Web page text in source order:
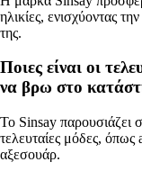
ηλικίες, ενισχύοντας
της.
Ποιες είναι οι
να βρω στο
Το Sinsay παρουσιάζει
τελευταίες μόδες,
αξεσουάρ.